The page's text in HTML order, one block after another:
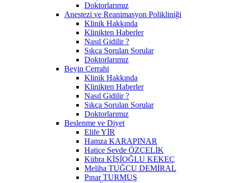
Doktorlarımız
Anestezi ve Reanimasyon Polikliniği
Klinik Hakkında
Klinikten Haberler
Nasıl Gidilir ?
Sıkça Sorulan Sorular
Doktorlarımız
Beyin Cerrahi
Klinik Hakkında
Klinikten Haberler
Nasıl Gidilir ?
Sıkça Sorulan Sorular
Doktorlarımız
Beslenme ve Diyet
Elife YİR
Hamza KARAPINAR
Hatice Sevde ÖZÇELİK
Kübra KİŞİOĞLU KEKEÇ
Meliha TUĞCU DEMİRAL
Pınar TURMUŞ